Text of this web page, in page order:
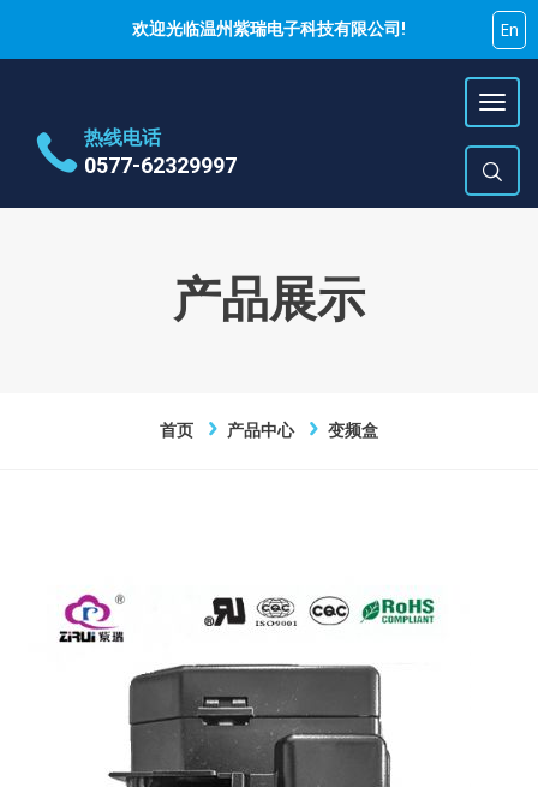
欢迎光临温州紫瑞电子科技有限公司! En
乐清市蒲岐镇特色工业区
周一~周六 9:00~17:00
E-Mail
热线电话
0577-62329997
产品展示
首页 产品中心 变频盒